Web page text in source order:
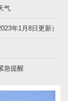
气
年1月8日更新）
急提醒